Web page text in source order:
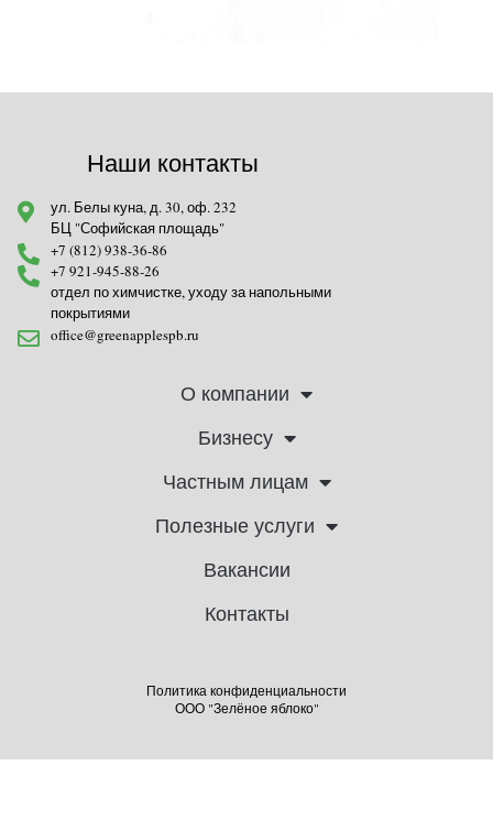
О компании
Бизнесу
Частным лицам
Полезные услуги
Вакансии
Контакты
Наши контакты
ул. Белы куна, д. 30, оф. 232
БЦ "Софийская площадь"
+7 (812) 938-36-86
+7 921-945-88-26
отдел по химчистке, уходу за напольными
покрытиями
office@greenapplespb.ru
Политика конфиденциальности
ООО "Зелёное яблоко"